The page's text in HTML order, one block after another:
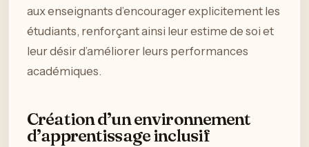
aux enseignants d’encourager explicitement les
étudiants, renforçant ainsi leur estime de soi et
leur désir d’améliorer leurs performances
académiques.
Création d’un environnement
d’apprentissage inclusif